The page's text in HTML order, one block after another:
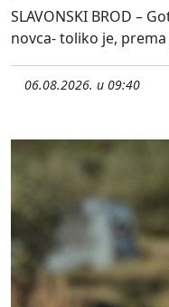
SLAVONSKI BROD –
novca- toliko je, prema
06.08.2026. u 09:40